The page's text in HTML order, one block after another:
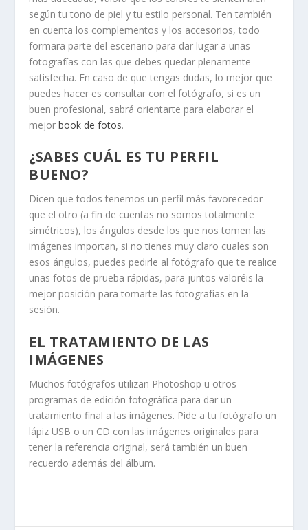
según tu tono de piel y tu estilo personal. Ten también
en cuenta los complementos y los accesorios, todo
formara parte del escenario para dar lugar a unas
fotografías con las que debes quedar plenamente
satisfecha. En caso de que tengas dudas, lo mejor que
puedes hacer es consultar con el fotógrafo, si es un
buen profesional, sabrá orientarte para elaborar el
mejorbook de fotos.
¿SABES CUÁL ES TU PERFIL
BUENO?
Dicen que todos tenemos un perfil más favorecedor
que el otro (a fin de cuentas no somos totalmente
simétricos), los ángulos desde los que nos tomen las
imágenes importan, si no tienes muy claro cuales son
esos ángulos, puedes pedirle al fotógrafo que te realice
unas fotos de prueba rápidas, para juntos valoréis la
mejor posición para tomarte las fotografías en la
sesión.
EL TRATAMIENTO DE LAS
IMÁGENES
Muchos fotógrafos utilizan Photoshop u otros
programas de edición fotográfica para dar un
tratamiento final a las imágenes. Pide a tu fotógrafo un
lápiz USB o un CD con las imágenes originales para
tener la referencia original, será también un buen
recuerdo además del álbum.